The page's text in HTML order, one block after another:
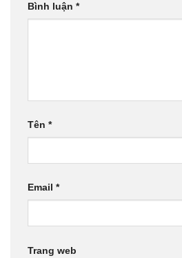
Bình luận *
Tên *
Email *
Trang web